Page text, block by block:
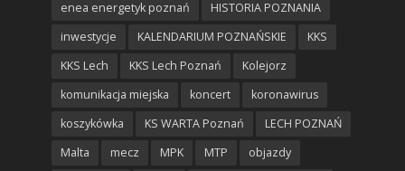
enea energetyk poznań
HISTORIA POZNANIA
inwestycje
KALENDARIUM POZNAŃSKIE
KKS
KKS Lech
KKS Lech Poznań
Kolejorz
komunikacja miejska
koncert
koronawirus
koszykówka
KS WARTA Poznań
LECH POZNAŃ
Malta
mecz MPK MTP
objazdy